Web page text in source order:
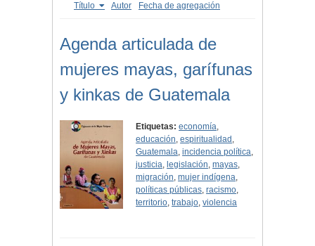
Título
Autor Fecha de agregación
Agenda articulada de
mujeres mayas, garífunas
y kinkas de Guatemala
Etiquetas: economía,
educación,espiritualidad ,
Guatemala,incidencia política,
justicia, legislación,mayas,
migración,mujer indígena,
políticas públicas,racismo,
territorio,trabajo,violencia